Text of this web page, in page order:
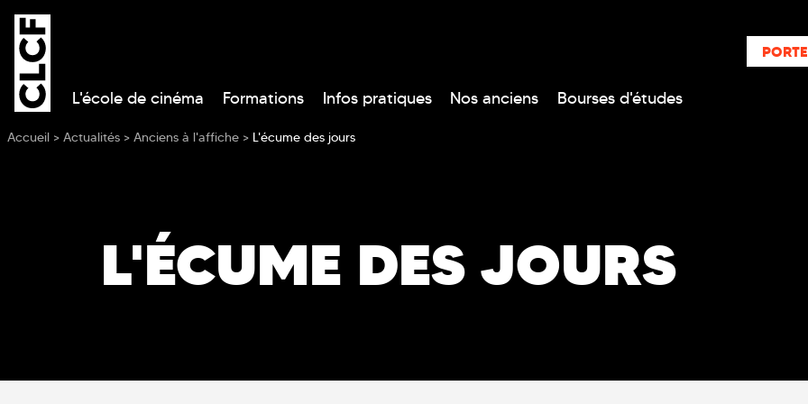
L'ÉCUME DES JOURS
L'école de cinéma Formations Infos pratiques Nos anciens
Bourses d'études
Vous êtes ici
Accueil > Actualités > Anciens à l'affiche > L'écume des jours